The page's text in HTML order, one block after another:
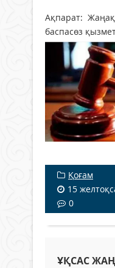
Ақпарат:
баспасөз
Қоғам
15
0
ҰҚСАС